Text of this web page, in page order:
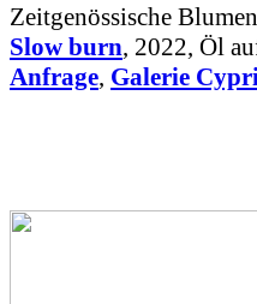
Zeitgenössische
Slow burn, 2022, Öl
Anfrage, Galerie